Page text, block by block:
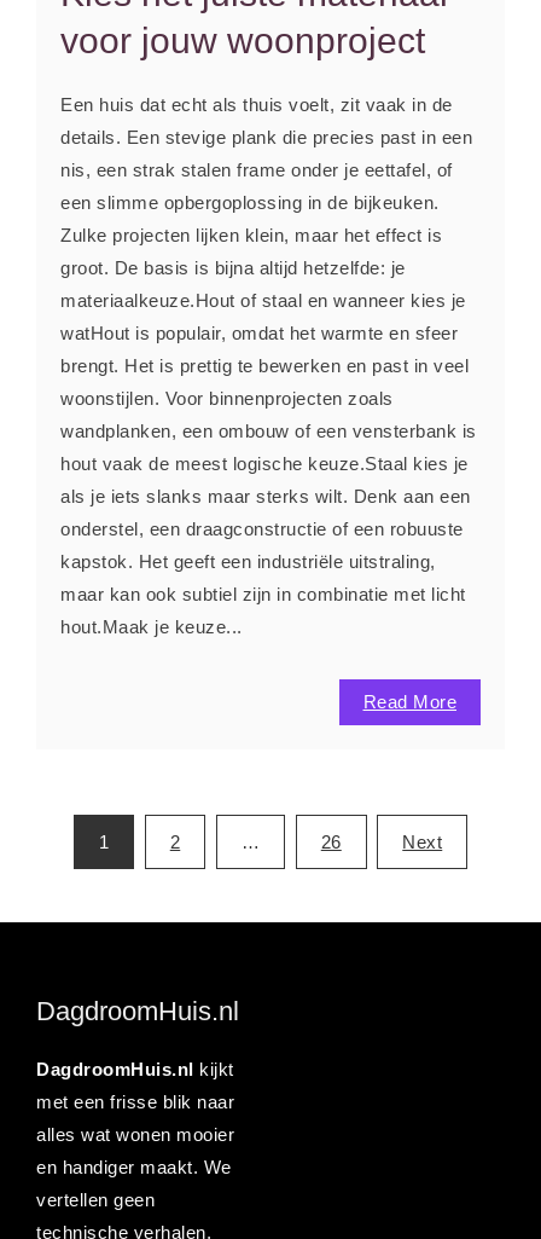
voor jouw woonproject
Een huis dat echt als thuis voelt, zit vaak in de
details. Een stevige plank die precies past in een
nis, een strak stalen frame onder je eettafel, of
een slimme opbergoplossing in de bijkeuken.
Zulke projecten lijken klein, maar het effect is
groot. De basis is bijna altijd hetzelfde: je
materiaalkeuze.Hout of staal en wanneer kies je
watHout is populair, omdat het warmte en sfeer
brengt. Het is prettig te bewerken en past in veel
woonstijlen. Voor binnenprojecten zoals
wandplanken, een ombouw of een vensterbank is
hout vaak de meest logische keuze.Staal kies je
als je iets slanks maar sterks wilt. Denk aan een
onderstel, een draagconstructie of een robuuste
kapstok. Het geeft een industriële uitstraling,
maar kan ook subtiel zijn in combinatie met licht
hout.Maak je keuze...
Read More
Posts
pagination
1 2 … 26 Next
DagdroomHuis.nl
DagdroomHuis.nl
kijkt
met een frisse blik naar
alles wat wonen mooier
en handiger maakt. We
vertellen geen
technische verhalen,